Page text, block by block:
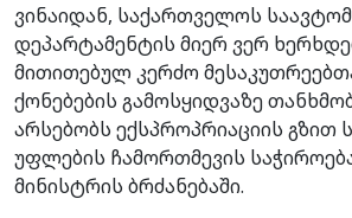
ვინაიდან, საქართველოს
დეპარტამენტის მიერ ვერ
მითითებულ კერძო
ქონებების გამოსყიდვაზე
არსებობს ექსპროპრიაციის გზით
უფლების ჩამორთმევის
მინისტრის ბრძანებაში.